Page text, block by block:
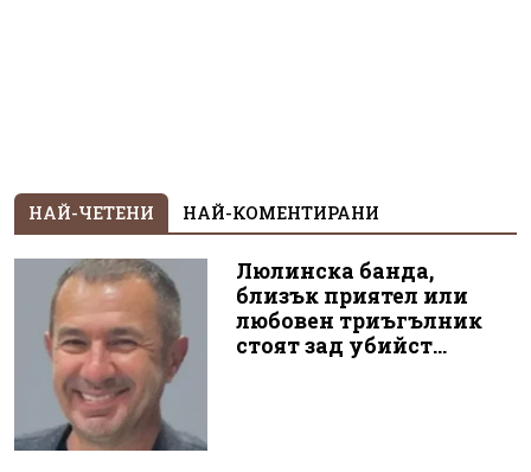
НАЙ-ЧЕТЕНИ НАЙ-КОМЕНТИРАНИ
Люлинска банда,
близък приятел или
любовен триъгълник
стоят зад убийст...